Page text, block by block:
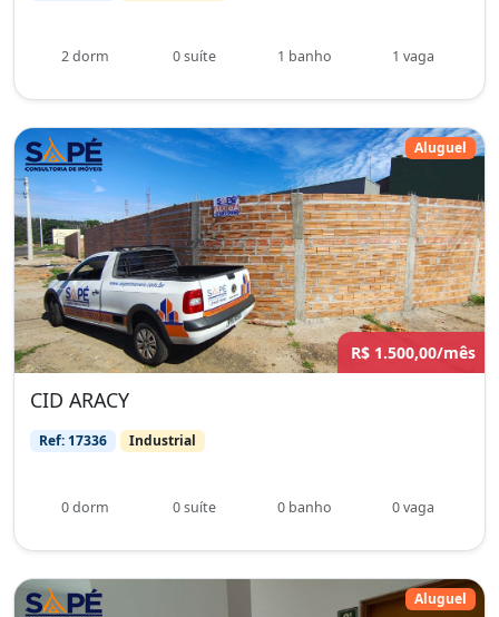
2 dorm 0 suíte 1 banho 1 vaga
Aluguel
R$ 1.500,00/mês
CID ARACY
Ref: 17336 Industrial
0 dorm 0 suíte 0 banho 0 vaga
Aluguel